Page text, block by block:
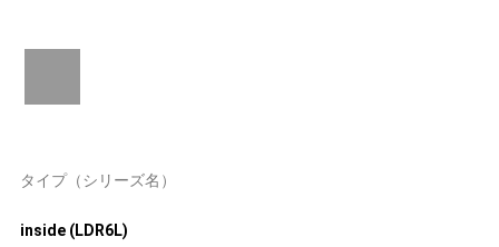
タイプ（シリーズ名）
inside (LDR6L)